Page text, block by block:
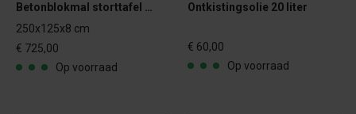
Betonblokmal storttafel met stelpoten
250x125x8 cm
€ 725,00
Op voorraad
Ontkistingsolie 20 liter
€ 60,00
Op voorraad